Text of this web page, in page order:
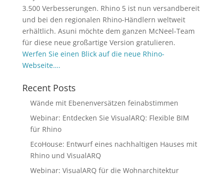
3.500 Verbesserungen. Rhino 5 ist nun versandbereit
und bei den regionalen Rhino-Händlern weltweit
erhältlich. Asuni möchte dem ganzen McNeel-Team
für diese neue großartige Version gratulieren.
Werfen Sie einen Blick auf die neue Rhino-
Webseite….
Recent Posts
Wände mit Ebenenversätzen feinabstimmen
Webinar: Entdecken Sie VisualARQ: Flexible BIM
für Rhino
EcoHouse: Entwurf eines nachhaltigen Hauses mit
Rhino und VisualARQ
Webinar: VisualARQ für die Wohnarchitektur